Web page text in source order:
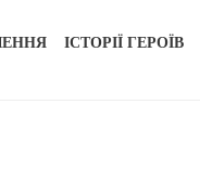
ІСТОРІЇ ГЕРОЇВ